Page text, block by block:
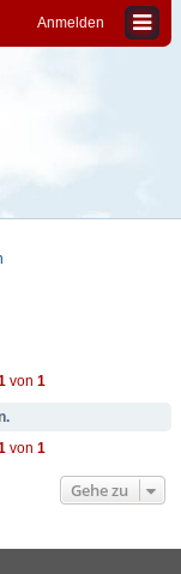
Anmelden
von 1
von 1
Gehe zu